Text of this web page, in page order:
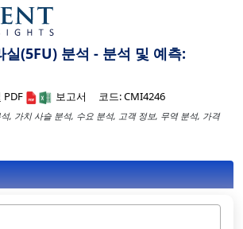
실(5FU) 분석 - 분석 및 예측:
PDF 보고서 코드:CMI4246
, 가치 사슬 분석, 수요 분석, 고객 정보, 무역 분석, 가격